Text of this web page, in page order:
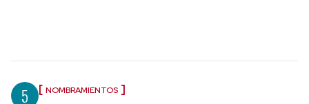
5 NOMBRAMIENTOS